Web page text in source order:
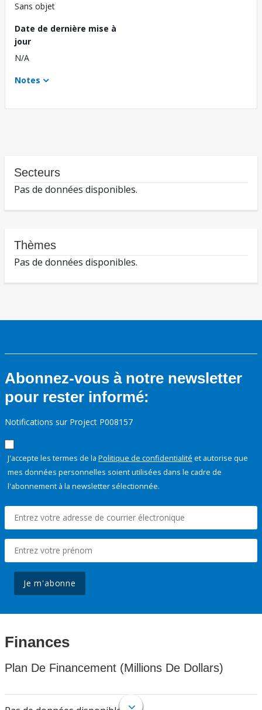
Sans objet
Date de dernière mise à
jour
N/A
Notes
Secteurs
Pas de données disponibles.
Thèmes
Pas de données disponibles.
Abonnez-vous à notre newsletter
pour rester informé:
Notifications sur Project P008157
J'accepte les termes de la Politique de confidentialité et autorise que
mes données personnelles soient utilisées dans le cadre de
l'abonnement à la newsletter sélectionnée.
Je m'abonne
Finances
Plan De Financement (Millions De Dollars)